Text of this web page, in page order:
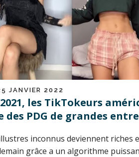
JANVIER 2022
2021, les TikTokeurs
des PDG de grandes
inconnus deviennent riches
grâce a un algorithme